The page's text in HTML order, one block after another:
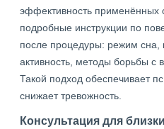
эффективность применённых
подробные инструкции по
после процедуры: режим сна,
активность, методы борьбы с
Такой подход обеспечивает
снижает тревожность.
Консультация для